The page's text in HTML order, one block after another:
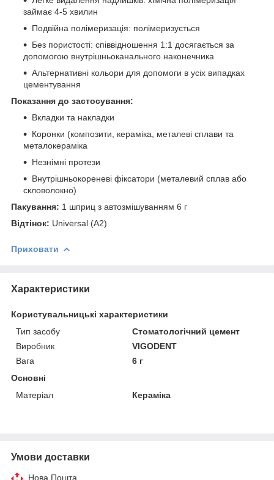
займає 4-5 хвилин
Подвійна полімеризація: полімеризується
Без пористості: співвідношення 1:1 досягається за
допомогою внутрішньоканального наконечника
Альтернативні кольори для допомоги в усіх випадках
цементування
Показання до застосування:
Вкладки та накладки
Коронки (композити, кераміка, металеві сплави та
металокераміка
Незнімні протези
Внутрішньокореневі фіксатори (металевий сплав або
скловолокно)
Пакування: 1 шприц з автозмішуванням 6 г
Відтінок: Universal (А2)
Приховати
Характеристики
Користувальницькі характеристики
Тип засобу
Стоматологічний цемент
Виробник
VIGODENT
Вага
6 г
Основні
Матеріал
Кераміка
Умови доставки
Нова Пошта